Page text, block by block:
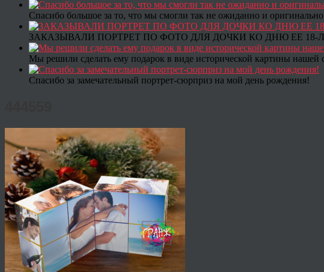
Спасибо большое за то, что мы смогли так не ожиданно и
ЗАКАЗЫВАЛИ ПОРТРЕТ ПО ФОТО ДЛЯ ДОЧКИ КО ДНЮ ЕЕ
Мы решили сделать ему подарок в виде исторической картины
Спасибо за замечательный портрет-сюрприз на мой день рождения!